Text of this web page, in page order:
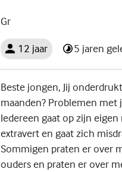
Gr
12 jaar 5 jaren
Beste jongen, Jij
maanden? Problemen met
Iedereen gaat op zijn
extravert en gaat zich
Sommigen praten er over
ouders en praten er over